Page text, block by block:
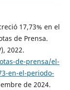
17,73% en el
de Prensa.
2022.
de-prensa/el-
en-el-periodo-
de 2024.